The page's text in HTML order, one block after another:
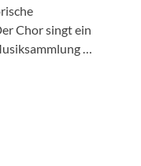
Chor singt ein
…